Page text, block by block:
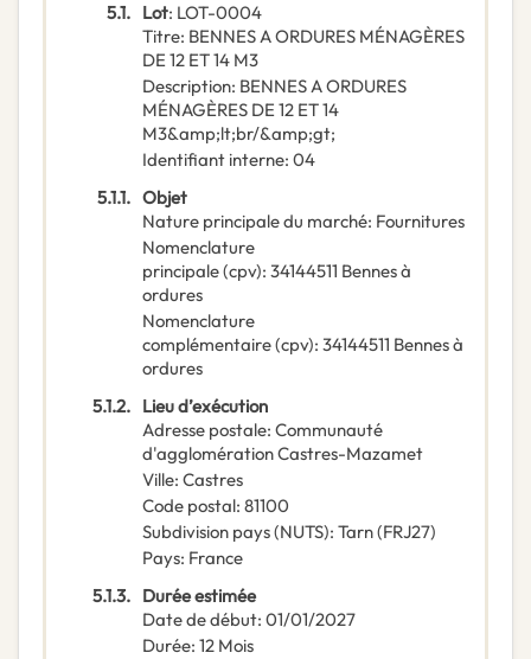
5.1. Lot: LOT-0004
Titre: BENNES A ORDURES MÉNAGÈRES
DE 12 ET 14 M3
Description: BENNES A ORDURES
MÉNAGÈRES DE 12 ET 14
M3&amp;lt;br/&amp;gt;
Identifiant interne: 04
5.1.1. Objet
Nature principale du marché: Fournitures
Nomenclature
principale(cpv): 34144511 Bennes à
ordures
Nomenclature
complémentaire(cpv): 34144511 Bennes à
ordures
5.1.2. Lieu d’exécution
Adresse postale: Communauté
d'agglomération Castres-Mazamet
Ville: Castres
Code postal: 81100
Subdivision pays (NUTS): Tarn(FRJ27)
Pays: France
5.1.3. Durée estimée
Date de début: 01/01/2027
Durée: 12 Mois